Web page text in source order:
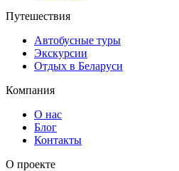
Путешествия
Автобусные туры
Экскурсии
Отдых в Беларуси
Компания
О нас
Блог
Контакты
О проекте